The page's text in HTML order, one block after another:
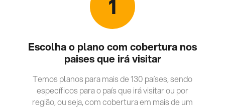
1
Escolha o plano com cobertura nos
paises que irá visitar
Temos planos para mais de 130 países, sendo
específicos para o país que irá visitar ou por
região, ou seja, com cobertura em mais de um